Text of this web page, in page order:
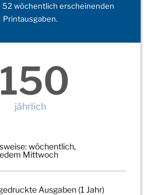
52 wöchentlich erscheinenden
Printausgaben.
150
jährlich
wöchentlich,
Mittwoch
Ausgaben (1 Jahr)